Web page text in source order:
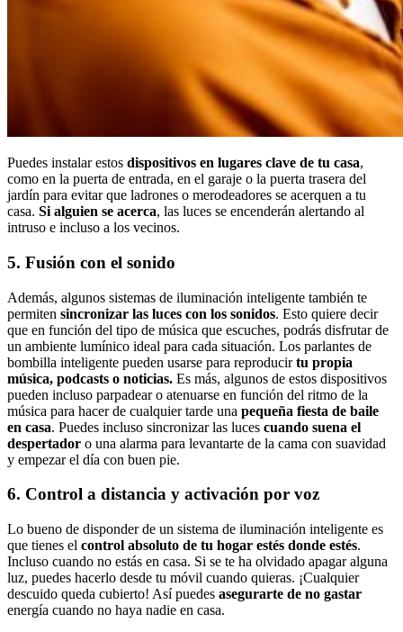
Puedes instalar estos dispositivos en lugares clave de tu casa,
como en la puerta de entrada, en el garaje o la puerta trasera del
jardín para evitar que ladrones o merodeadores se acerquen a tu
casa. Si alguien se acerca, las luces se encenderán alertando al
intruso e incluso a los vecinos.
5. Fusión con el sonido
Además, algunos sistemas de iluminación inteligente también te
permiten sincronizar las luces con los sonidos. Esto quiere decir
que en función del tipo de música que escuches, podrás disfrutar de
un ambiente lumínico ideal para cada situación. Los parlantes de
bombilla inteligente pueden usarse para reproducirtu propia
música, podcasts o noticias. Es más, algunos de estos dispositivos
pueden incluso parpadear o atenuarse en función del ritmo de la
música para hacer de cualquier tarde una pequeña fiesta de baile
en casa. Puedes incluso sincronizar las luces cuando suena el
despertador o una alarma para levantarte de la cama con suavidad
y empezar el día con buen pie.
6. Control a distancia y activación por voz
Lo bueno de disponder de un sistema de iluminación inteligente es
que tienes el control absoluto de tu hogar estés donde estés.
Incluso cuando no estás en casa. Si se te ha olvidado apagar alguna
luz, puedes hacerlo desde tu móvil cuando quieras. ¡Cualquier
descuido queda cubierto! Así puedes asegurarte de no gastar
energía cuando no haya nadie en casa.